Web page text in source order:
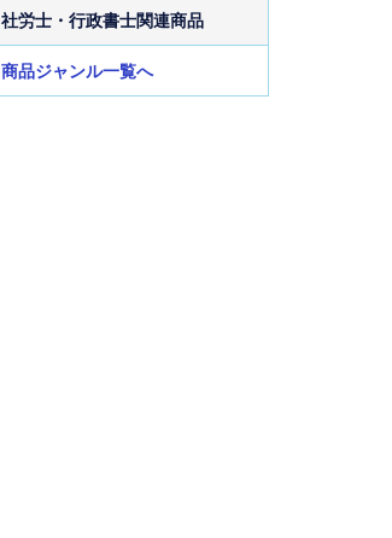
社労士・行政書士関連商品
商品ジャンル一覧へ